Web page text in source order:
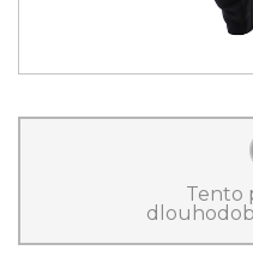
Tento